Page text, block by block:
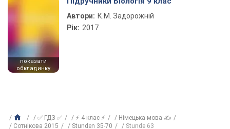
показати
обкладинку
Автори: К.М. Задорожній
Рік: 2017
✅ ГДЗ ✅ ⚡ 4 клас ⚡
Німецька мова ✍
Сотнікова 2015
Stunden 35-70 Stunde 63